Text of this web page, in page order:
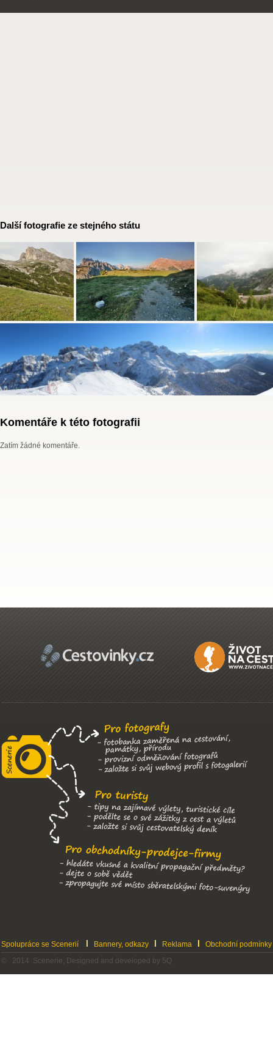
Další fotografie ze stejného státu
Komentáře k této fotografii
Zatím žádné komentáře.
Spolupráce se Scenerií Bannery, odkazy Reklama
Obchodní podmínky
© 2014 Scenerie, Designed and developed by 5Q